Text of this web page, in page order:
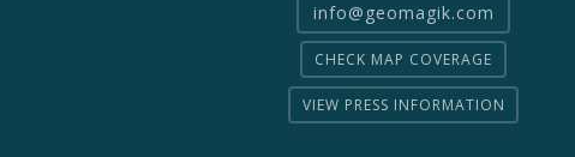
info@geomagik.com
CHECK MAP COVERAGE
VIEW PRESS INFORMATION